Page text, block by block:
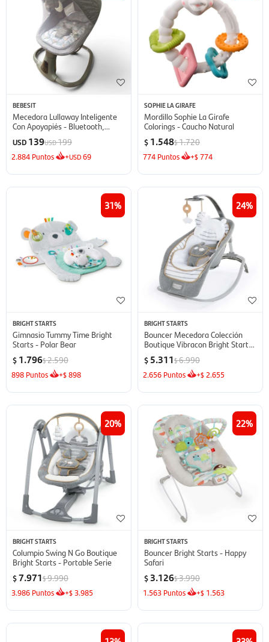
BEBESIT
Mecedora Lullaway Inteligente
Con Apoyapiés - Bluetooth,
Música Y Capota
USD 139USD199
2.884 Puntos +USD69
SOPHIE LA GIRAFE
Mordillo Sophie La Girafe
Colorings - Caucho Natural
$ 1.548$1.720
774 Puntos +$774
31
BRIGHT STARTS
Gimnasio Tummy Time Bright
Starts - Polar Bear
$ 1.796$2.590
898 Puntos +$898
24
BRIGHT STARTS
Bouncer Mecedora Colección
Boutique Vibracon Bright Starts
- Musica Y Sonidos
$ 5.311$6.990
2.656 Puntos +$ 2.655
20
BRIGHT STARTS
Columpio Swing N Go Boutique
Bright Starts - Portable Serie
$7.971$9.990
3.986 Puntos +$ 3.985
22
BRIGHT STARTS
Bouncer Bright Starts - Happy
Safari
$ 3.126$3.990
1.563 Puntos +$ 1.563